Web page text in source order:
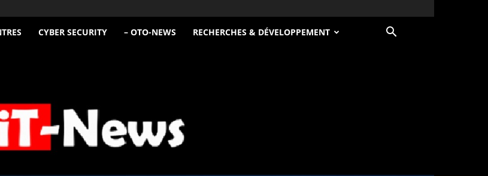
CYBER SECURITY – OTO-NEWS RECHERCHES & DÉVELOPPEMENT